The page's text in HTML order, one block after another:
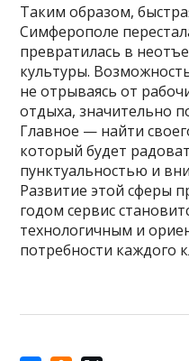
Таким образом,
Симферополе
превратилась в
культуры.
не отрываясь от
отдыха, значительно
Главное — найти
который будет
пунктуальностью и
Развитие этой сферы
годом сервис
технологичным и
потребности каждого